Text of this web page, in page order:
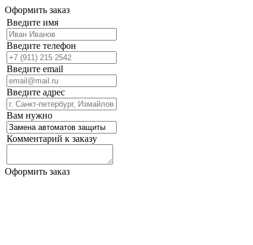
Оформить заказ
Введите имя
Введите телефон
Введите email
Введите адрес
Вам нужно
Комментарий к заказу
Оформить заказ